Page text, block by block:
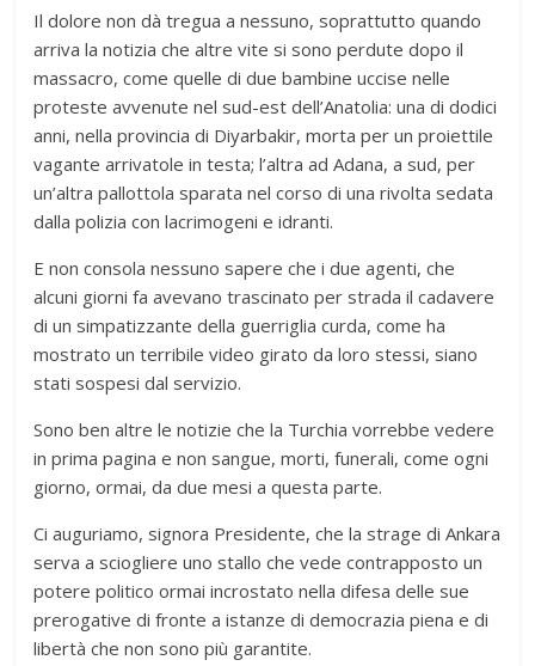
Il dolore non dà tregua a nessuno, soprattutto quando
arriva la notizia che altre vite si sono perdute dopo il
massacro, come quelle di due bambine uccise nelle
proteste avvenute nel sud-est dell’Anatolia: una di dodici
anni, nella provincia di Diyarbakir, morta per un proiettile
vagante arrivatole in testa; l’altra ad Adana, a sud, per
un’altra pallottola sparata nel corso di una rivolta sedata
dalla polizia con lacrimogeni e idranti.
E non consola nessuno sapere che i due agenti, che
alcuni giorni fa avevano trascinato per strada il cadavere
di un simpatizzante della guerriglia curda, come ha
mostrato un terribile video girato da loro stessi, siano
stati sospesi dal servizio.
Sono ben altre le notizie che la Turchia vorrebbe vedere
in prima pagina e non sangue, morti, funerali, come ogni
giorno, ormai, da due mesi a questa parte.
Ci auguriamo, signora Presidente, che la strage di Ankara
serva a sciogliere uno stallo che vede contrapposto un
potere politico ormai incrostato nella difesa delle sue
prerogative di fronte a istanze di democrazia piena e di
libertà che non sono più garantite.